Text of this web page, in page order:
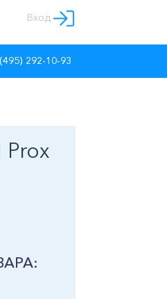
Вход
292-10-93